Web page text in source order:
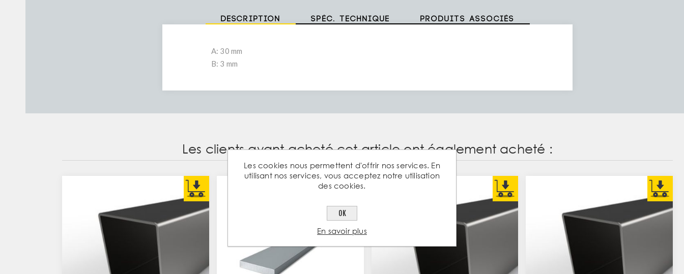
Description Spéc. technique Produits associés
A: 30 mm
B: 3 mm
Les clients ayant acheté cet article ont également acheté :
Les cookies nous permettent d'offrir nos services. En
utilisant nos services, vous acceptez notre utilisation
des cookies.
OK
En savoir plus